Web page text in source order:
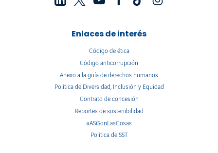
Enlaces de interés
Código de ética
Código anticorrupción
Anexo a la guía de derechos humanos
Política de Diversidad, Inclusión y Equidad
Contrato de concesión
Reportes de sostenibilidad
#ASíSonLasCosas
Política de SST